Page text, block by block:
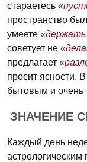
стараетесь
пространство
умеете «держать
советует не
предлагает
просит ясности.
бытовым и очень
ЗНАЧЕНИЕ
Каждый день
астрологическим